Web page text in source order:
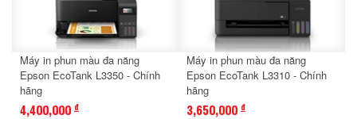
Máy in phun màu đa năng
Epson EcoTank L3350 - Chính
hãng
4,400,000 đ
Máy in phun màu đa năng
Epson EcoTank L3310 - Chính
hãng
3,650,000 đ